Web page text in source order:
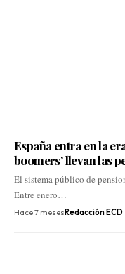
España entra en la
boomers’ llevan las
El sistema público de
Entre enero…
Hace 7 meses Redacción ECD